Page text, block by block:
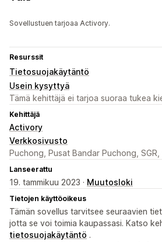
Sovellustuen tarjoaa Activory.
Resurssit
Tietosuojakäytäntö
Usein kysyttyä
Tämä kehittäjä ei tarjoa suoraa tukea
Kehittäjä
Activory
Verkkosivusto
Puchong, Pusat Bandar Puchong,
Lanseerattu
19. tammikuu 2023 · Muutosloki
Tietojen käyttöoikeus
Tämän sovellus tarvitsee seuraavien
jotta se voi toimia kaupassasi. Katso
tietosuojakäytäntö .